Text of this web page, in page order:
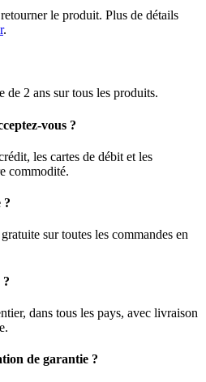
le produit. Plus de détails
.
2 ans sur tous les produits.
vous ?
les cartes de débit et les
commodité.
?
sur toutes les commandes en
?
dans tous les pays, avec livraison
de garantie ?